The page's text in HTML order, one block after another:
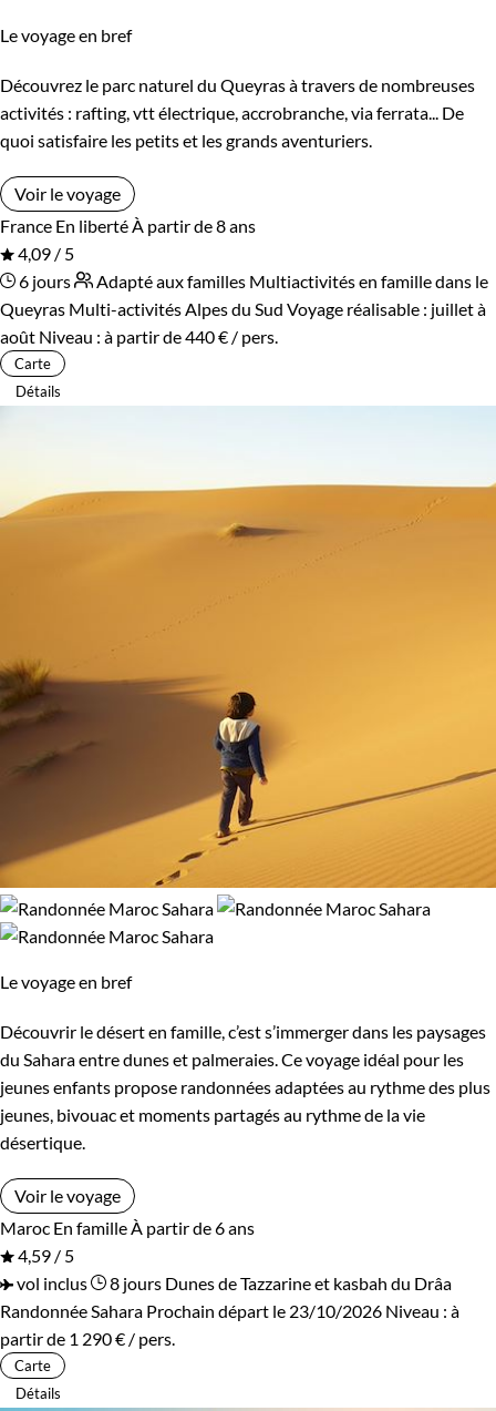
Le voyage en bref
Découvrez le parc naturel du Queyras à travers de nombreuses
activités : rafting, vtt électrique, accrobranche, via ferrata... De
quoi satisfaire les petits et les grands aventuriers.
Voir le voyage
France En liberté À partir de 8 ans
4,09 / 5
6 jours
Adapté aux familles Multiactivités en famille dans le
Queyras Multi-activités Alpes du Sud Voyage réalisable : juillet à
août Niveau : à partir de440 € / pers.
Carte
Détails
Le voyage en bref
Découvrir le désert en famille, c’est s’immerger dans les paysages
du Sahara entre dunes et palmeraies. Ce voyage idéal pour les
jeunes enfants propose randonnées adaptées au rythme des plus
jeunes, bivouac et moments partagés au rythme de la vie
désertique.
Voir le voyage
Maroc En famille À partir de 6 ans
4,59 / 5
vol inclus
8 jours Dunes de Tazzarine et kasbah du Drâa
Randonnée Sahara Prochain départ le 23/10/2026 Niveau : à
partir de 1 290 € / pers.
Carte
Détails